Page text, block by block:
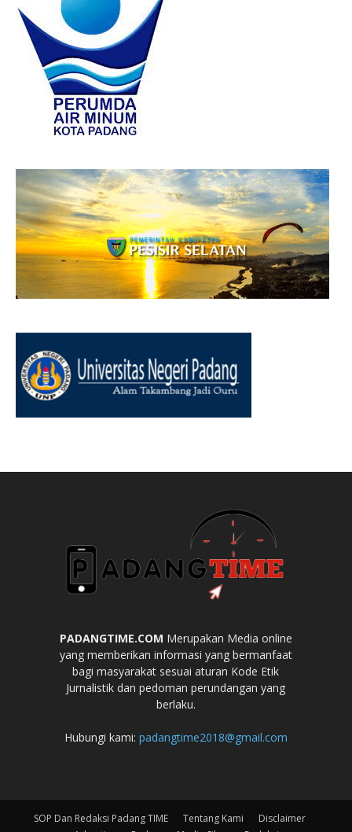
PADANGTIME.COM Merupakan Media online
yang memberikan informasi yang bermanfaat
bagi masyarakat sesuai aturan Kode Etik
Jurnalistik dan pedoman perundangan yang
berlaku.
Hubungi kami: padangtime2018@gmail.com
SOP Dan Redaksi Padang TIME Tentang Kami
Disclaimer